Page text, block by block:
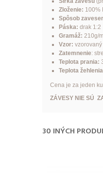
Zloženie: 100%
Spôsob
Páska: drak 1:2
Gramáž: 210g/
Vzor: vzorovaný
Zatemnenie:
Teplota prania:
Teplota
Cena je za jeden
ZÁVESY NIE SÚ
30 INÝCH